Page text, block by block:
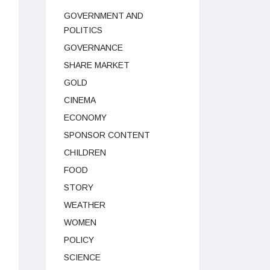
GOVERNMENT AND
POLITICS
GOVERNANCE
SHARE MARKET
GOLD
CINEMA
ECONOMY
SPONSOR CONTENT
CHILDREN
FOOD
STORY
WEATHER
WOMEN
POLICY
SCIENCE